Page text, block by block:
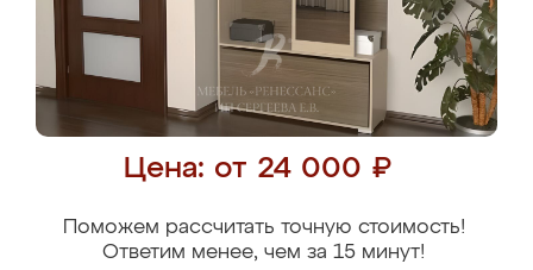
Цена: от 24 000 ₽
Поможем рассчитать точную стоимость!
Ответим менее, чем за 15 минут!